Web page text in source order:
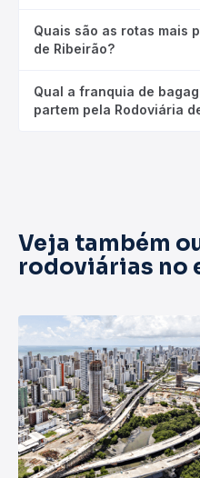
Quais são as rotas mais
de Ribeirão?
Qual a franquia de
partem pela Rodoviária
Veja também
rodoviárias no